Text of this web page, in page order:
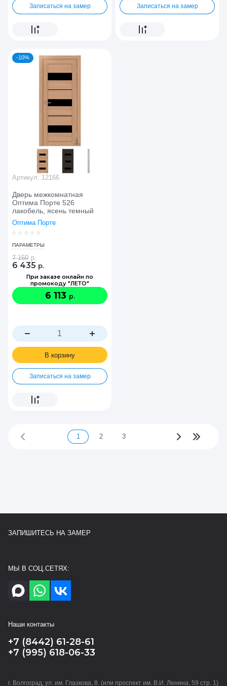
Записаться на замер Записаться на замер
-10%
Дверь межкомнатная
Оптима Порте 526
лакобель, ясень темный
Оптима Порте
Артикул: 12166
ПАРАМЕТРЫ
7 150 р.
6 435 р.
При заказе онлайн по
промокоду "ЛЕТО"
6 113 р.
В корзину
Записаться на замер
1 2 3
ЗАПИШИТЕСЬ НА ЗАМЕР
МЫ В СОЦ.СЕТЯХ:
Наши контакты
+7 (8442) 61-28-61
+7 (995) 618-06-33
г. Волгоград, ул. им. Глазкова, 8. (или проспект им. В.И. Ленина, 59 стр. 1)